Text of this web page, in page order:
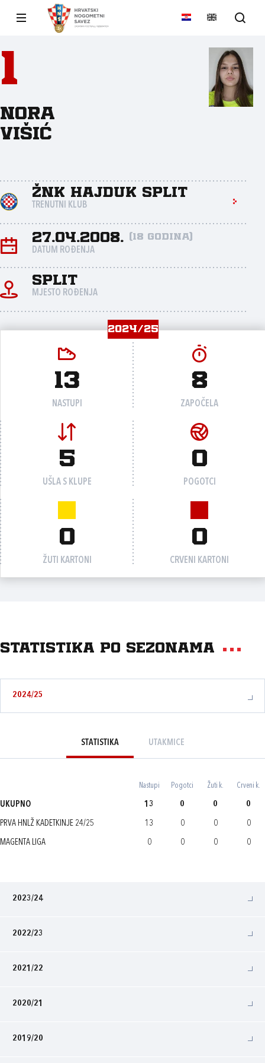
1
Nora
Višić
ŽNK Hajduk Split
TRENUTNI KLUB
27.04.2008. (18 godina)
DATUM ROĐENJA
Split
MJESTO ROĐENJA
2024/25
13
NASTUPI
8
ZAPOČELA
5
UŠLA S KLUPE
0
POGOTCI
0
ŽUTI KARTONI
0
CRVENI KARTONI
Statistika po sezonama
2024/25
STATISTIKA UTAKMICE
Nastupi Pogotci Žuti k. Crveni k.
UKUPNO 13 0 0 0
PRVA HNLŽ KADETKINJE 24/25 13 0 0 0
MAGENTA LIGA 0 0 0 0
2023/24
2022/23
2021/22
2020/21
2019/20